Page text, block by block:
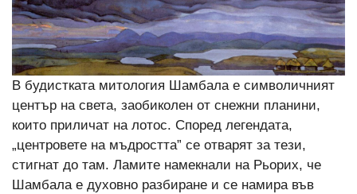
В будистката митология Шамбала е символичният
център на света, заобиколен от снежни планини,
които приличат на лотос. Според легендата,
„центровете на мъдростта” се отварят за тези,
стигнат до там. Ламите намекнали на Рьорих, че
Шамбала е духовно разбиране и се намира във